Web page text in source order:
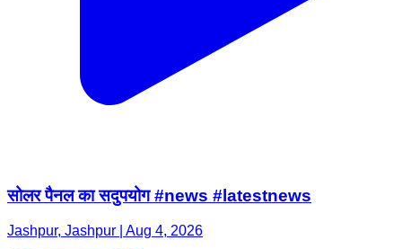
सोलर पैनल का सदुपयोग #news #latestnews
Jashpur, Jashpur | Aug 4, 2026